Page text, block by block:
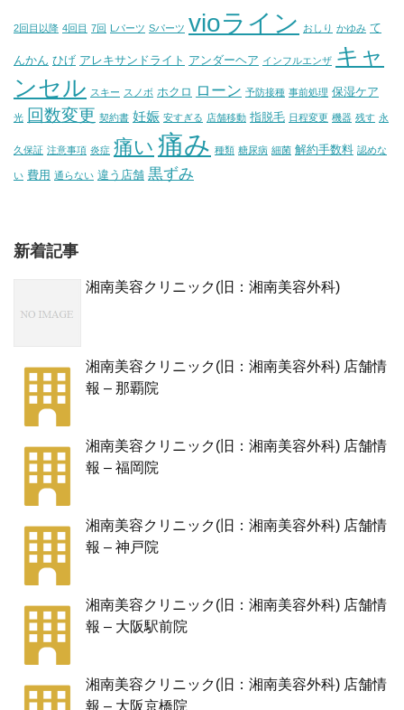
2回目以降 4回目 7回 Lパーツ Sパーツ vioライン おしり かゆみ て
んかん ひげ アレキサンドライト アンダーヘア インフルエンザ キャ
ンセル スキー スノボ ホクロ ローン 予防接種 事前処理 保湿ケア
光 回数変更 契約書 妊娠 安すぎる 店舗移動 指脱毛 日程変更 機器 残す 永
久保証 注意事項 炎症 痛い 痛み 種類 糖尿病 細菌 解約手数料 認めな
い 費用 通らない 違う店舗 黒ずみ
新着記事
湘南美容クリニック(旧：湘南美容外科)
湘南美容クリニック(旧：湘南美容外科) 店舗情
報 – 那覇院
湘南美容クリニック(旧：湘南美容外科) 店舗情
報 – 福岡院
湘南美容クリニック(旧：湘南美容外科) 店舗情
報 – 神戸院
湘南美容クリニック(旧：湘南美容外科) 店舗情
報 – 大阪駅前院
湘南美容クリニック(旧：湘南美容外科) 店舗情
報 – 大阪京橋院